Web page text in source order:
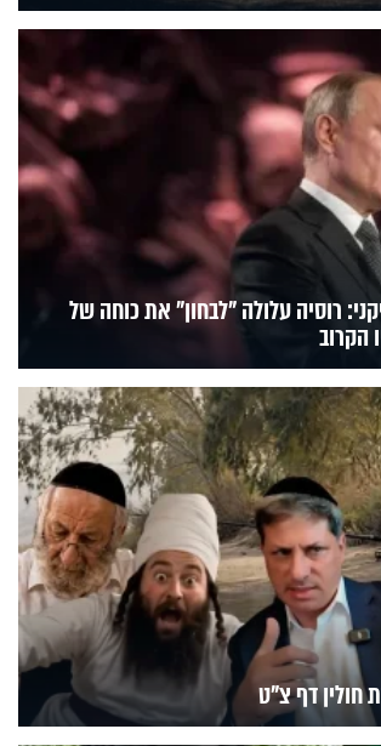
רוסיה עלולה "לבחון" את כוחה של
הקרוב
חולין דף צ"ט